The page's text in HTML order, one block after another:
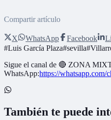
Compartir artículo
X WhatsApp Facebook
#Luis García Plaza#sevilla#
Sigue el canal de 🔴 ZONA
WhatsApp:https://
También te puede